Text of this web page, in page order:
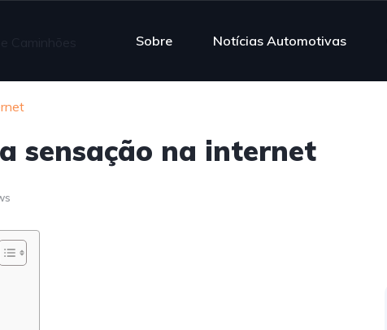
Sobre Notícias Automotivas
sensação na internet